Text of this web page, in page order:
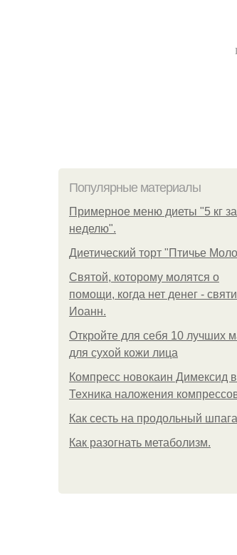
Популярные материалы
Примерное меню диеты "5 кг за
неделю".
Диетический торт "Птичье
Святой, которому молятся о
помощи, когда нет денег -
Иоанн.
Откройте для себя 10 лучших
для сухой кожи лица
Компресс новокаин Димексид
Техника наложения
Как сесть на продольный
Как разогнать метаболизм.